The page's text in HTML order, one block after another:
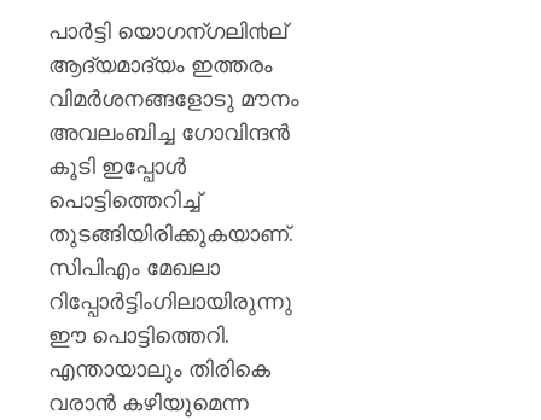
പാര്‍ട്ടി യൊഗന്ഗലി൯ല്
ആദ്യമാദ്യം ഇത്തരം
വിമര്‍ശനങ്ങളോടു മൗനം
അവലംബിച്ച ഗോവിന്ദന്‍
കൂടി ഇപ്പോള്‍
പൊട്ടിത്തെറിച്ച്
തുടങ്ങിയിരിക്കുകയാണ്.
സിപിഎം മേഖലാ
റിപ്പോര്‍ട്ടിംഗിലായിരുന്നു
ഈ പൊട്ടിത്തെറി.
എന്തായാലും തിരികെ
വരാന്‍ കഴിയുമെന്ന